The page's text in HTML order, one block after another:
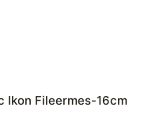
Ikon Fileermes-16cm